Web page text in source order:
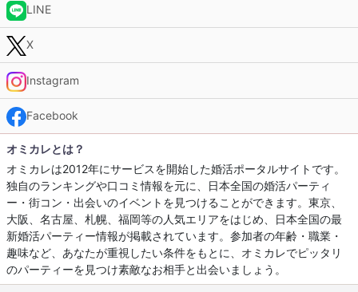
LINE
X
Instagram
Facebook
オミカレとは？
オミカレは2012年にサービスを開始した婚活ポータルサイトです。
独自のランキングや口コミ情報を元に、日本全国の婚活パーティ
ー・街コン・出会いのイベントを見つけることができます。東京、
大阪、名古屋、札幌、福岡等の人気エリアをはじめ、日本全国の最
新婚活パーティー情報が掲載されています。参加者の年齢・職業・
趣味など、あなたが重視したい条件をもとに、オミカレでピッタリ
のパーティーを見つけ素敵なお相手と出会いましょう。